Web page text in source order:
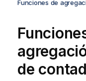
Funciones de
de